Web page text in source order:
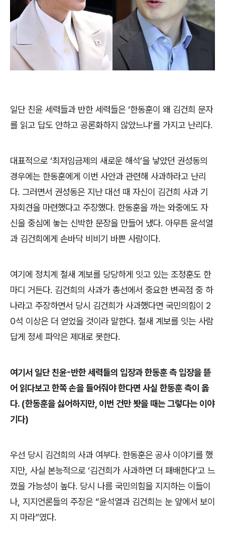
일단 친윤 세력들과 반한 세력들은 ‘한동훈이 왜 김건희 문자
를 읽고 답도 안하고 공론화하지 않았느냐’를 가지고 난리다.
대표적으로 ‘최저임금제의 새로운 해석’을 낳았던 권성동의
경우에는 한동훈에게 이번 사안과 관련해 사과하라고 난리
다. 그러면서 권성동은 지난 대선 때 자신이 김건희 사과 기
자회견을 마련했다고 주장했다. 한동훈을 까는 와중에도 자
신을 중심에 놓는 신박한 문장을 만들어 냈다. 아무튼 윤석열
과 김건희에게 손바닥 비비기 바쁜 사람이다.
여기에 정치계 철새 계보를 당당하게 잇고 있는 조정훈도 한
마디 거든다. 김건희의 사과가 총선에서 중요한 변곡점 중 하
나라고 주장하면서 당시 김건희가 사과했다면 국민의힘이 2
0석 이상은 더 얻었을 것이라 말한다. 철새 계보를 잇는 사람
답게 정세 파악은 제대로 못한다.
여기서 일단 친윤-반한 세력들의 입장과 한동훈 측 입장을 뜯
어 읽다보고 한쪽 손을 들어줘야 한다면 사실 한동훈 측이 옳
다. (한동훈을 싫어하지만, 이번 건만 봣을 때는 그렇다는 이야
기다)
우선 당시 김건희의 사과 여부다. 한동훈은 공사 이야기를 했
지만 사실 본능적으로 ‘김건희가 사과하면 더 패배한다’고 느
꼈을 가능성이 높다. 당시 나름 국민의힘을 지지하는 이들이
나, 지지언론들의 주장은 “윤석열과 김건희는 눈 앞에서 보이
지 마라”였다.